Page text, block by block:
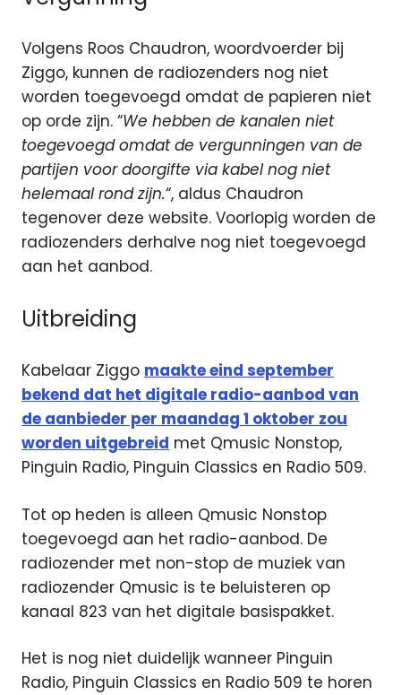
Volgens Roos Chaudron, woordvoerder bij
Ziggo, kunnen de radiozenders nog niet
worden toegevoegd omdat de papieren niet
op orde zijn. “We hebben de kanalen niet
toegevoegd omdat de vergunningen van de
partijen voor doorgifte via kabel nog niet
helemaal rond zijn.“, aldus Chaudron
tegenover deze website. Voorlopig worden de
radiozenders derhalve nog niet toegevoegd
aan het aanbod.
Uitbreiding
Kabelaar Ziggo maakte eind september
bekend dat het digitale radio-aanbod van
de aanbieder per maandag 1 oktober zou
worden uitgebreid met Qmusic Nonstop,
Pinguin Radio, Pinguin Classics en Radio 509.
Tot op heden is alleen Qmusic Nonstop
toegevoegd aan het radio-aanbod. De
radiozender met non-stop de muziek van
radiozender Qmusic is te beluisteren op
kanaal 823 van het digitale basispakket.
Het is nog niet duidelijk wanneer Pinguin
Radio, Pinguin Classics en Radio 509 te horen